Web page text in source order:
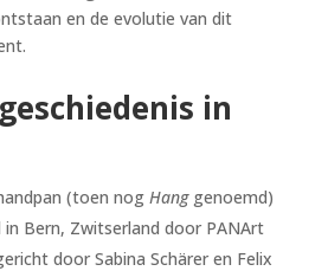
en de evolutie van dit
in
(toen nog Hanggenoemd)
Bern, Zwitserland door PANArt
door Sabina Schärer en Felix